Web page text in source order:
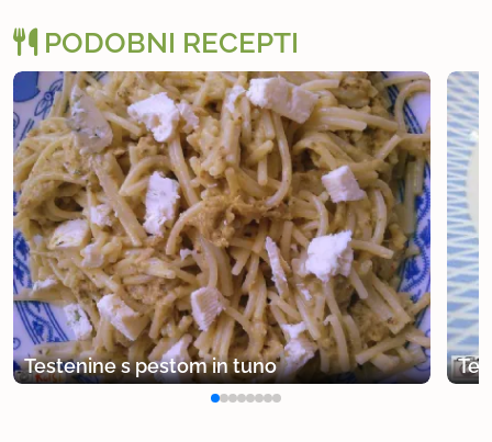
PODOBNI RECEPTI
Testenine s pestom in tuno